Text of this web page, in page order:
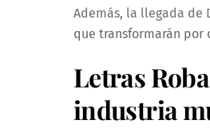
Además, la llegada de
que transformarán
Letras
industria